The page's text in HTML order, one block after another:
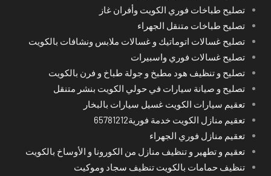
تصليح طباخات فوري الكويت وأفران غاز
تصليح طباخات متنقل الجهراء
تصليح غسالات اتوماتيك و غسالات ملابس ونشافات بالكويت
تصليح غسالات فوري واسبيرات
تصليح و تنظيف هود مطبخ و جولة طباخ و فرن بالكويت
تصليح و صيانة سيارات في حولي الكويت بنشر متنقل
تعقيم سيارات الكويت غسيل سيارات بالبخار
تعقيم منازل الكويت خدمة فورية65781212
تعقيم منازل فوري الجهراء
تعقيم و تطهير و تنظيف منازل من الكورونا و الأوساخ بالكويت
تنظيف حمامات بالكويت تنظيف سجاد وموكيت